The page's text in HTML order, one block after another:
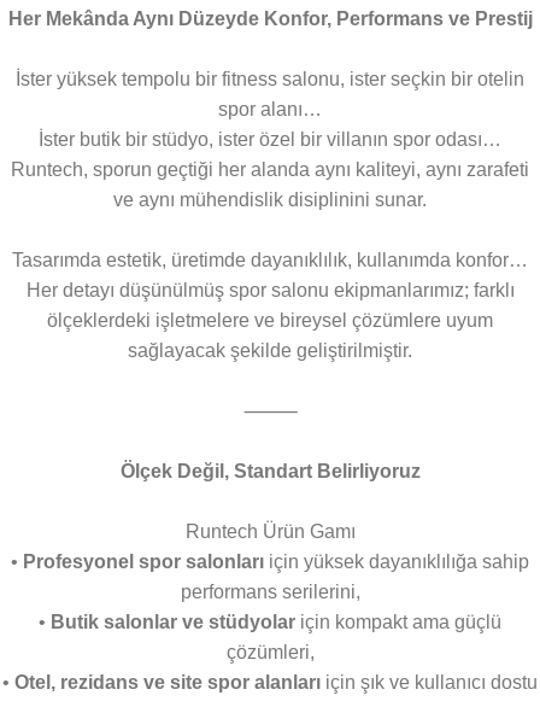
Her Mekânda Aynı Düzeyde Konfor, Performans ve Prestij
İster yüksek tempolu bir fitness salonu, ister seçkin bir otelin
spor alanı…
İster butik bir stüdyo, ister özel bir villanın spor odası…
Runtech, sporun geçtiği her alanda aynı kaliteyi, aynı zarafeti
ve aynı mühendislik disiplinini sunar.
Tasarımda estetik, üretimde dayanıklılık, kullanımda konfor…
Her detayı düşünülmüş spor salonu ekipmanlarımız; farklı
ölçeklerdeki işletmelere ve bireysel çözümlere uyum
sağlayacak şekilde geliştirilmiştir.
⸻
Ölçek Değil, Standart Belirliyoruz
Runtech Ürün Gamı
• Profesyonel spor salonları için yüksek dayanıklılığa sahip
performans serilerini,
• Butik salonlar ve stüdyolar için kompakt ama güçlü
çözümleri,
• Otel, rezidans ve site spor alanları için şık ve kullanıcı dostu